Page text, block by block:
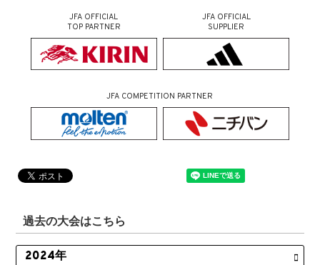
JFA OFFICIAL
TOP PARTNER
JFA OFFICIAL
SUPPLIER
JFA COMPETITION PARTNER
過去の大会はこちら